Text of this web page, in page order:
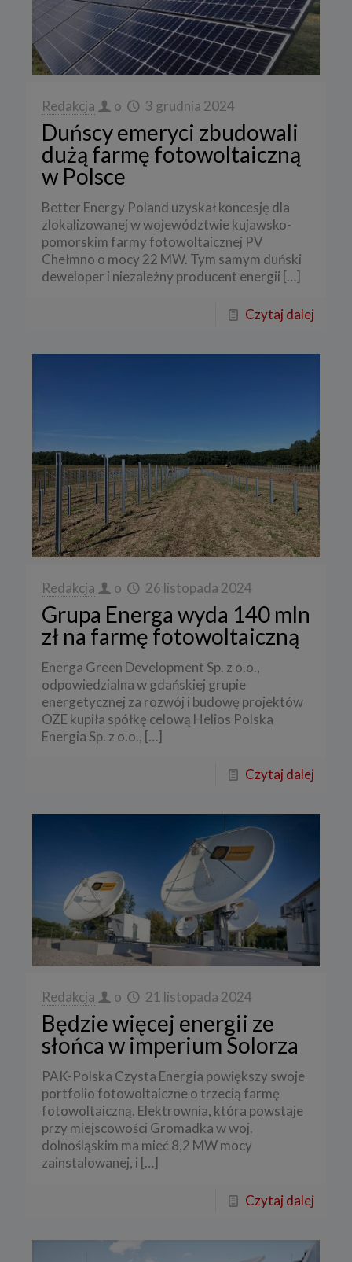
Redakcja o 3 grudnia 2024
Duńscy emeryci zbudowali
dużą farmę fotowoltaiczną
w Polsce
Better Energy Poland uzyskał koncesję dla
zlokalizowanej w województwie kujawsko-
pomorskim farmy fotowoltaicznej PV
Chełmno o mocy 22 MW. Tym samym duński
deweloper i niezależny producent energii […]
Czytaj dalej
Redakcja o 26 listopada 2024
Grupa Energa wyda 140 mln
zł na farmę fotowoltaiczną
Energa Green Development Sp. z o.o.,
odpowiedzialna w gdańskiej grupie
energetycznej za rozwój i budowę projektów
OZE kupiła spółkę celową Helios Polska
Energia Sp. z o.o., […]
Czytaj dalej
Redakcja o 21 listopada 2024
Będzie więcej energii ze
słońca w imperium Solorza
PAK-Polska Czysta Energia powiększy swoje
portfolio fotowoltaiczne o trzecią farmę
fotowoltaiczną. Elektrownia, która powstaje
przy miejscowości Gromadka w woj.
dolnośląskim ma mieć 8,2 MW mocy
zainstalowanej, i […]
Czytaj dalej